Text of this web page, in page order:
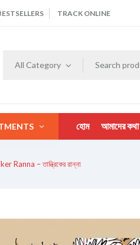
TRACK ONLINE
All Category
হোম আমাদের কথা
Ranna – তান্ত্রিকের রান্না